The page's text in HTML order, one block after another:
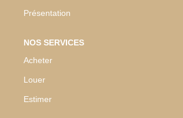
Présentation
NOS SERVICES
Acheter
Louer
Estimer